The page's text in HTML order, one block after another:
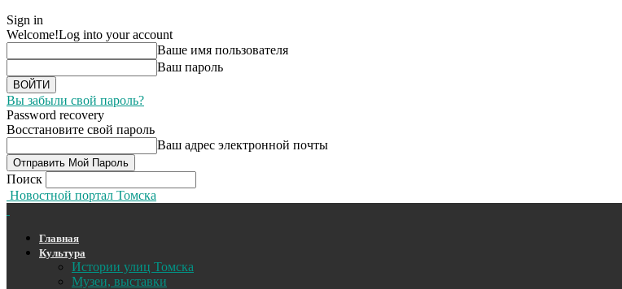
Sign in
Welcome!Log into your account
Ваше имя пользователя
Ваш пароль
Вы забыли свой пароль?
Password recovery
Восстановите свой пароль
Ваш адрес электронной почты
Поиск
Новостной портал Томска
Главная
Культура
Истории улиц Томска
Музеи, выставки